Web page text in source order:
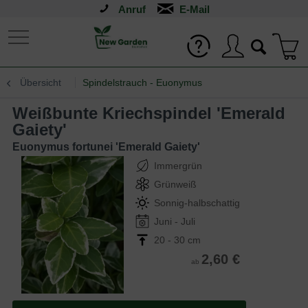
Anruf
Übersicht Spindelstrauch - Euonymus
Weißbunte Kriechspindel 'Emerald
Gaiety'
Euonymus fortunei 'Emerald Gaiety'
Immergrün
Grünweiß
Sonnig-halbschattig
Juni - Juli
20 - 30 cm
ab 2,60 €